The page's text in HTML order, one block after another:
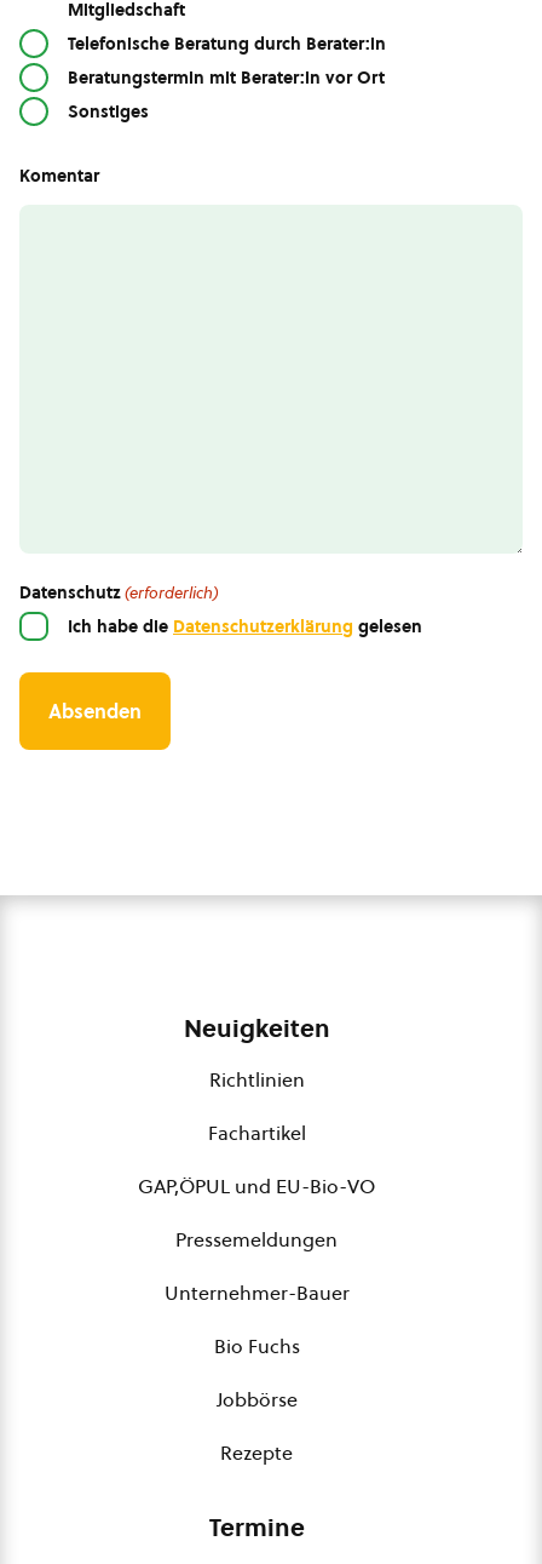
Mitgliedschaft
Telefonische Beratung durch Berater:in
Beratungstermin mit Berater:in vor Ort
Sonstiges
Komentar
Datenschutz(erforderlich)
Ich habe die Datenschutzerklärung gelesen
Neuigkeiten
Richtlinien
Fachartikel
GAP,ÖPUL und EU-Bio-VO
Pressemeldungen
Unternehmer-Bauer
Bio Fuchs
Jobbörse
Rezepte
Termine